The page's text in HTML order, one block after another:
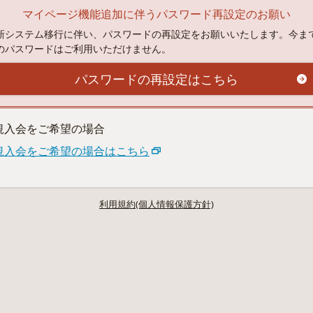
マイページ機能追加に伴うパスワード再設定のお願い
システム移行に伴い、パスワードの再設定をお願いいたします。今ま
パスワードはご利用いただけません。
パスワードの再設定はこちら
入会をご希望の場合
入会をご希望の場合はこちら
利用規約(個人情報保護方針)